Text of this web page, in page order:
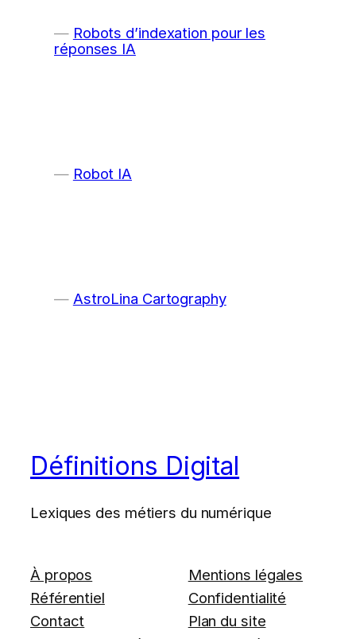
Robots d’indexation pour les
réponses IA
Robot IA
AstroLina Cartography
Définitions Digital
Lexiques des métiers du numérique
À propos
Référentiel
Contact
Mentions légales
Confidentialité
Plan du site